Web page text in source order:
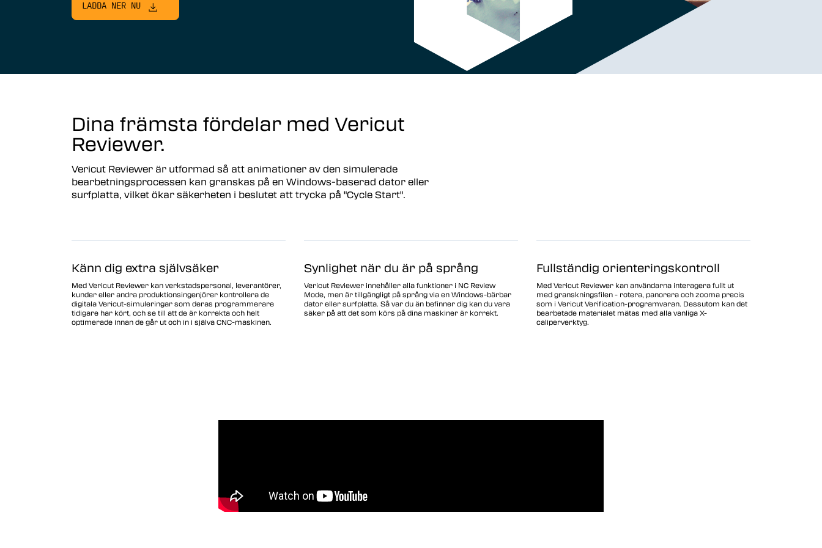
Vericut AUTO-DIFF™
Vericut gränssnitt
Komposit-mjukvara
Komposit-simulering-mjukvara
(VCS)
Vericut Drilling & Fastening
(VDAF)
Vericut Icam Post
LADDA NER NU
Dina främsta fördelar med Vericut
Reviewer.
Vericut Reviewer är utformad så att animationer av den simulerade
bearbetningsprocessen kan granskas på en Windows-baserad dator eller
surfplatta, vilket ökar säkerheten i beslutet att trycka på "Cycle Start".
Känn dig extra självsäker
Med Vericut Reviewer kan verkstadspersonal, leverantörer,
kunder eller andra produktionsingenjörer kontrollera de
digitala Vericut-simuleringar som deras programmerare
tidigare har kört, och se till att de är korrekta och helt
optimerade innan de går ut och in i själva CNC-maskinen.
Synlighet när du är på språng
Vericut Reviewer innehåller alla funktioner i NC Review
Mode, men är tillgängligt på språng via en Windows-bärbar
dator eller surfplatta. Så var du än befinner dig kan du vara
säker på att det som körs på dina maskiner är korrekt.
Fullständig orienteringskontroll
Med Vericut Reviewer kan användarna interagera fullt ut
med granskningsfilen - rotera, panorera och zooma precis
som i Vericut Verification-programvaran. Dessutom kan det
bearbetade materialet mätas med alla vanliga X-
caliperverktyg.